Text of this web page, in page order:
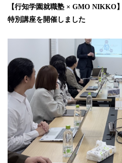
【行知学園就職塾 × GMO NIKKO
特別講座を開催しました